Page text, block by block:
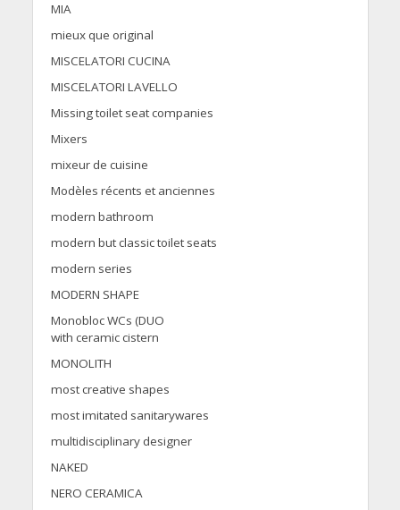
MIA
mieux que original
MISCELATORI CUCINA
MISCELATORI LAVELLO
Missing toilet seat companies
Mixers
mixeur de cuisine
Modèles récents et anciennes
modern bathroom
modern but classic toilet seats
modern series
MODERN SHAPE
Monobloc WCs (DUO
with ceramic cistern
MONOLITH
most creative shapes
most imitated sanitarywares
multidisciplinary designer
NAKED
NERO CERAMICA